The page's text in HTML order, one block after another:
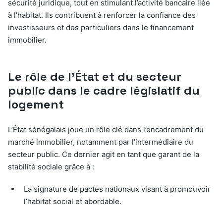
sécurité juridique, tout en stimulant l’activité bancaire liée
à l’habitat. Ils contribuent à renforcer la confiance des
investisseurs et des particuliers dans le financement
immobilier.
Le rôle de l’État et du secteur
public dans le cadre législatif du
logement
L’État sénégalais joue un rôle clé dans l’encadrement du
marché immobilier, notamment par l’intermédiaire du
secteur public. Ce dernier agit en tant que garant de la
stabilité sociale grâce à :
La signature de pactes nationaux visant à promouvoir
l’habitat social et abordable.